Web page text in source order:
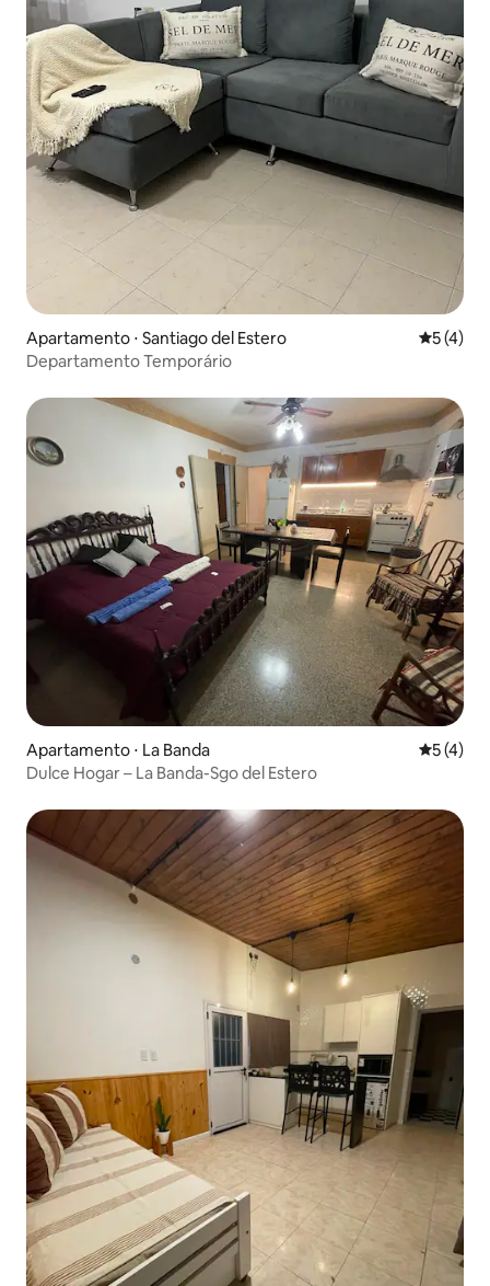
Apartamento ⋅ Santiago del Estero 5 de
5 (4)
Departamento Temporário
Apartamento ⋅ La Banda 5 de
5 (4)
Dulce Hogar – La Banda-Sgo del Estero